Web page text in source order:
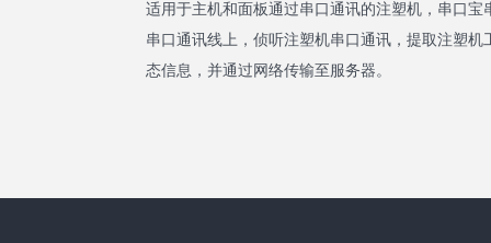
适用于主机和面板通过串口通讯的注塑机，串口宝
串口通讯线上，侦听注塑机串口通讯，提取注塑机
态信息，并通过网络传输至服务器。